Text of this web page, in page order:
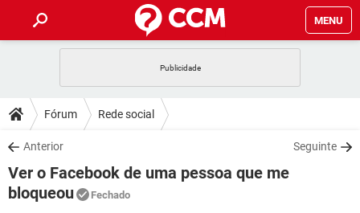
MENU
CELULAR
OUTLOOK
INSTAGRAM GMAIL
GUIA DE COMPRAS
DICAS
JOGOS
OUTLOOK
DOWNLOADS
JOGOS WHATSAPP
CELULAR
FÓRUM
Fórum Rede social
Anterior Seguinte
Ver o Facebook de uma pessoa que me
bloqueou
Fechado